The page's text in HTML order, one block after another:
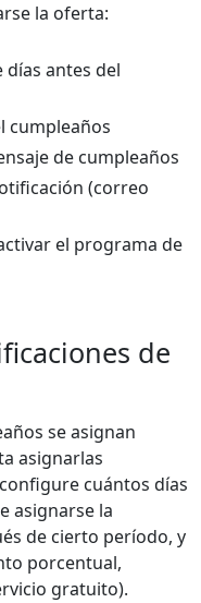
la oferta:
antes del
cumpleaños
de cumpleaños
(correo
el programa de
de
se asignan
asignarlas
cuántos días
asignarse la
de cierto período, y
porcentual,
gratuito).